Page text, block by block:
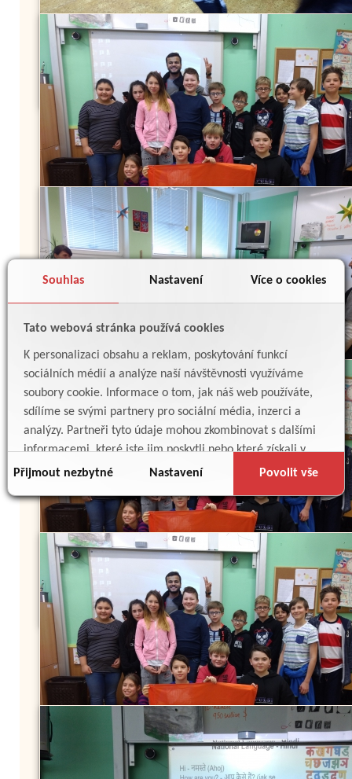
Souhlas Nastavení Více o cookies
Tato webová stránka používá cookies
K personalizaci obsahu a reklam, poskytování funkcí
sociálních médií a analýze naší návštěvnosti využíváme
soubory cookie. Informace o tom, jak náš web používáte,
sdílíme se svými partnery pro sociální média, inzerci a
analýzy. Partneři tyto údaje mohou zkombinovat s dalšími
informacemi, které jste jim poskytli nebo které získali v
důsledku toho, že používáte jejich služby.
Přijmout nezbytné Nastavení Povolit vše